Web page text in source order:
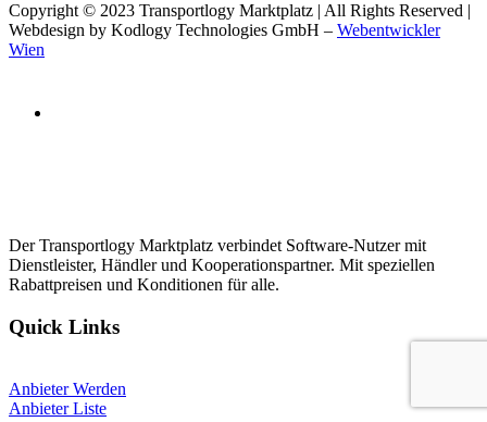
Copyright © 2023 Transportlogy Marktplatz | All Rights Reserved |
Webdesign by Kodlogy Technologies GmbH – Webentwickler
Wien
Der Transportlogy Marktplatz verbindet Software-Nutzer mit
Dienstleister, Händler und Kooperationspartner. Mit speziellen
Rabattpreisen und Konditionen für alle.
Quick Links
Anbieter Werden
Anbieter Liste